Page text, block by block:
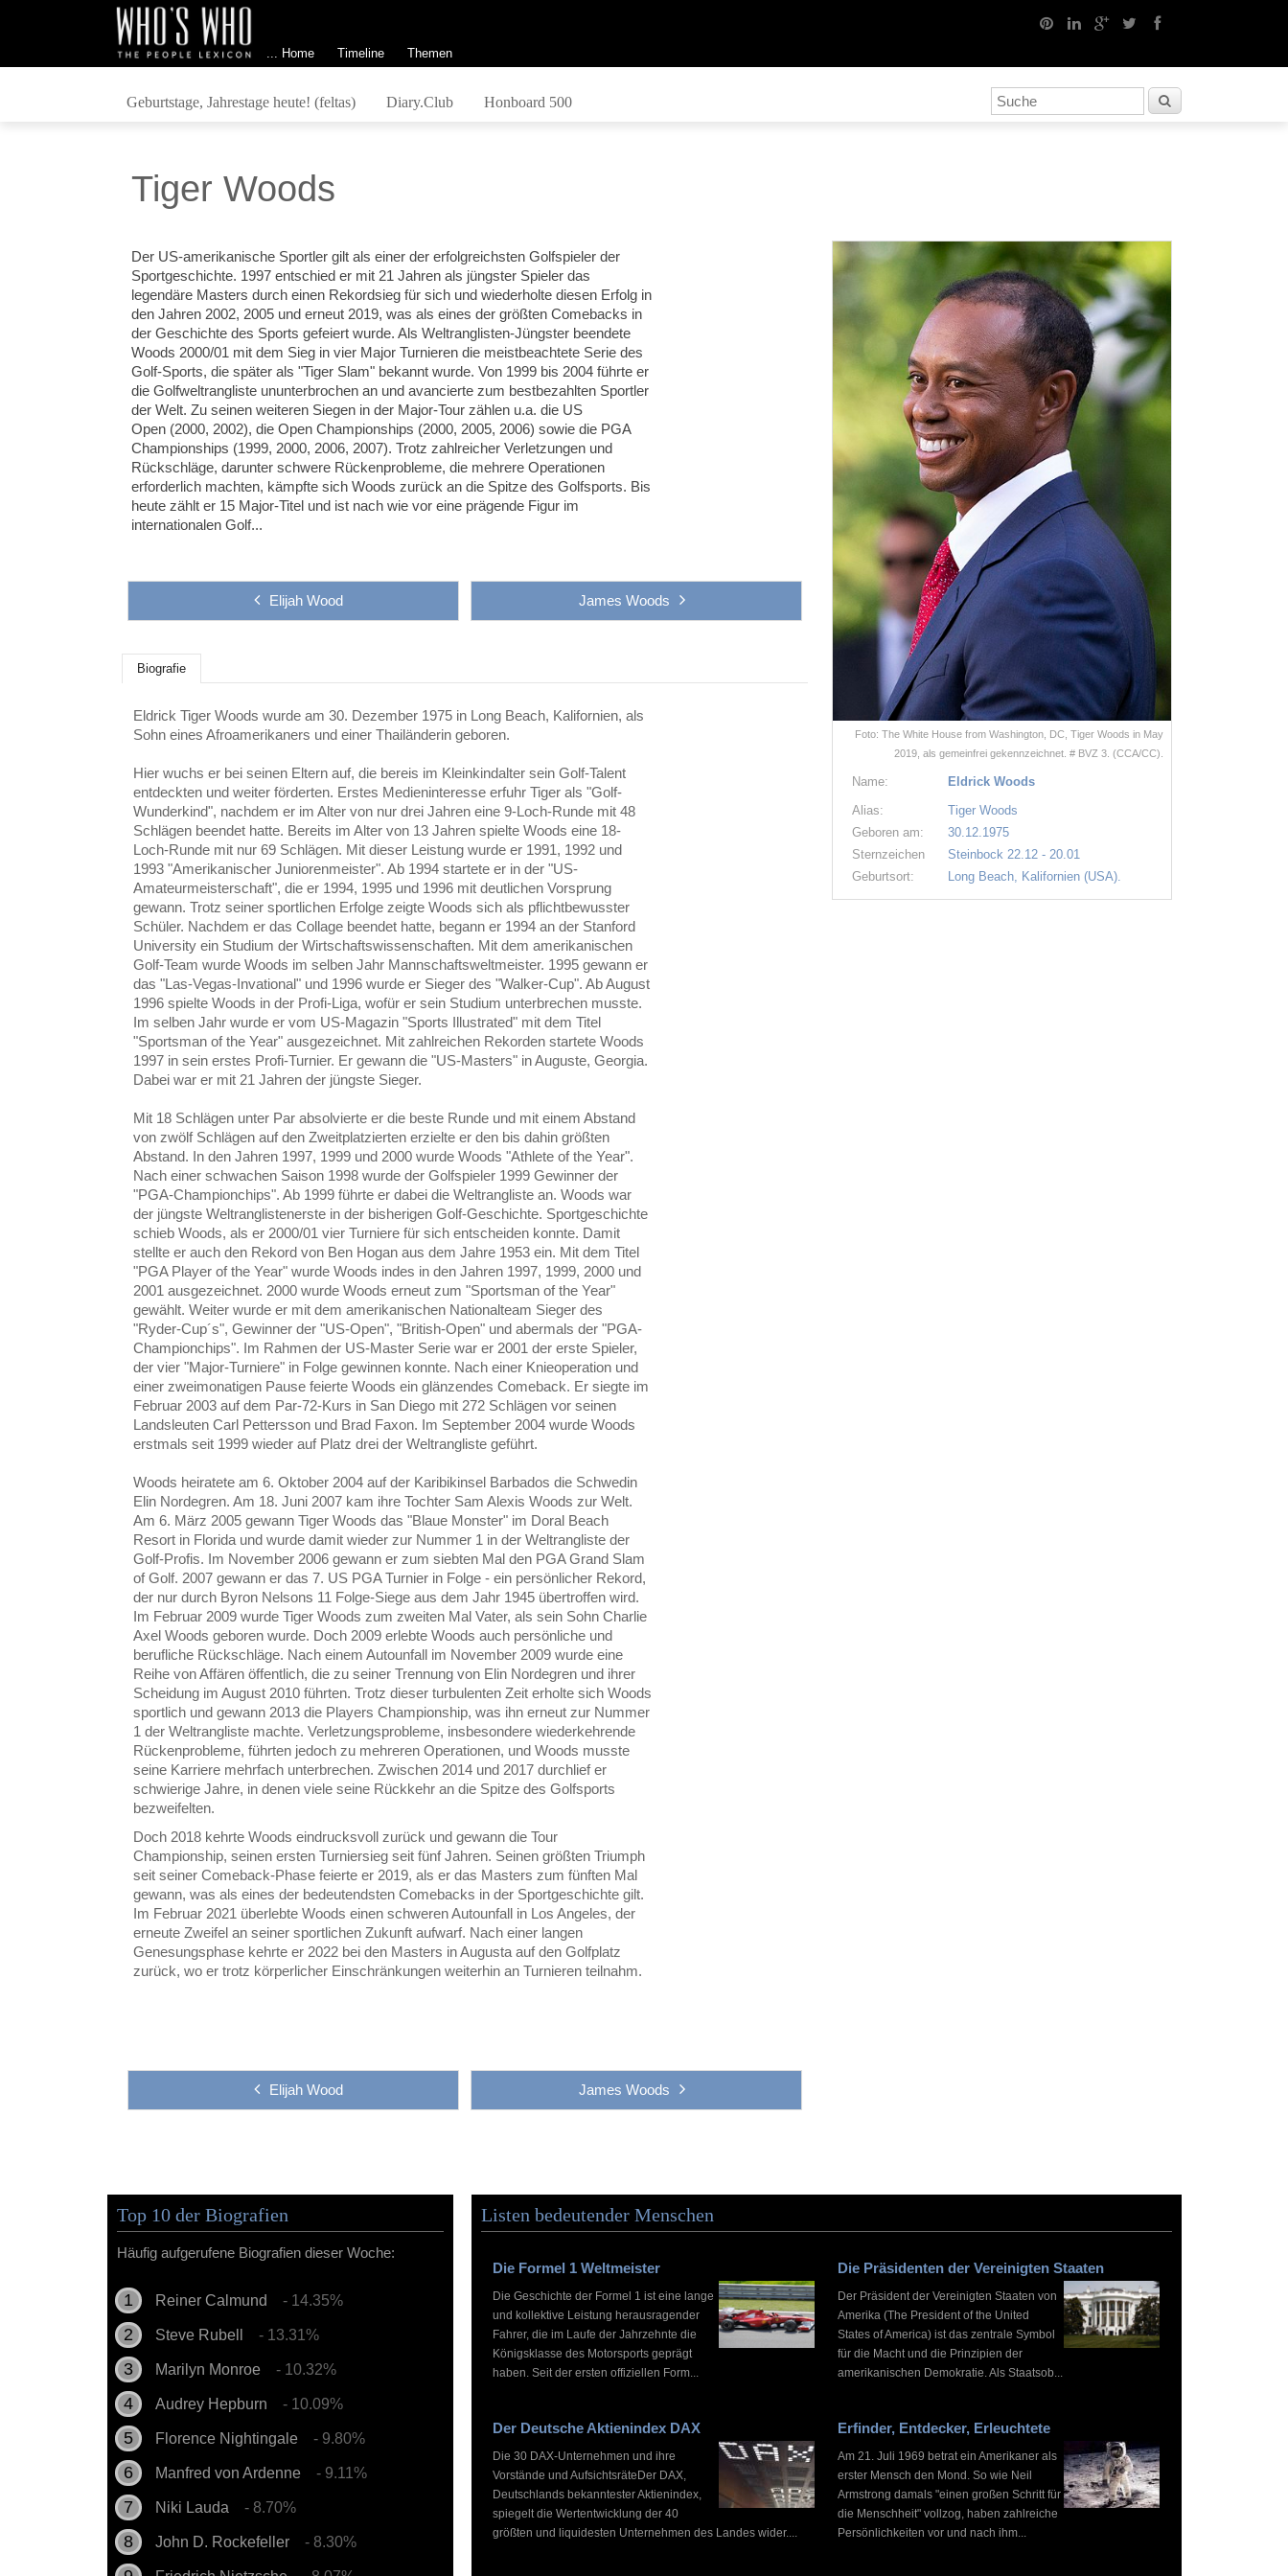
... Home Timeline Themen
Geburtstage, Jahrestage heute! (feltas) Diary.Club Honboard 500
Tiger Woods
Der US-amerikanische Sportler gilt als einer der erfolgreichsten Golfspieler der
Sportgeschichte. 1997 entschied er mit 21 Jahren als jüngster Spieler das
legendäre Masters durch einen Rekordsieg für sich und wiederholte diesen Erfolg in
den Jahren 2002, 2005 und erneut 2019, was als eines der größten Comebacks in
der Geschichte des Sports gefeiert wurde. Als Weltranglisten-Jüngster beendete
Woods 2000/01 mit dem Sieg in vier Major Turnieren die meistbeachtete Serie des
Golf-Sports, die später als "Tiger Slam" bekannt wurde. Von 1999 bis 2004 führte er
die Golfweltrangliste ununterbrochen an und avancierte zum bestbezahlten Sportler
der Welt. Zu seinen weiteren Siegen in der Major-Tour zählen u.a. die US
Open (2000, 2002), die Open Championships (2000, 2005, 2006) sowie die PGA
Championships (1999, 2000, 2006, 2007). Trotz zahlreicher Verletzungen und
Rückschläge, darunter schwere Rückenprobleme, die mehrere Operationen
erforderlich machten, kämpfte sich Woods zurück an die Spitze des Golfsports. Bis
heute zählt er 15 Major-Titel und ist nach wie vor eine prägende Figur im
internationalen Golf...
Elijah Wood James Woods
Biografie
Eldrick Tiger Woods wurde am 30. Dezember 1975 in Long Beach, Kalifornien, als
Sohn eines Afroamerikaners und einer Thailänderin geboren.
Hier wuchs er bei seinen Eltern auf, die bereis im Kleinkindalter sein Golf-Talent
entdeckten und weiter förderten. Erstes Medieninteresse erfuhr Tiger als "Golf-
Wunderkind", nachdem er im Alter von nur drei Jahren eine 9-Loch-Runde mit 48
Schlägen beendet hatte. Bereits im Alter von 13 Jahren spielte Woods eine 18-
Loch-Runde mit nur 69 Schlägen. Mit dieser Leistung wurde er 1991, 1992 und
1993 "Amerikanischer Juniorenmeister". Ab 1994 startete er in der "US-
Amateurmeisterschaft", die er 1994, 1995 und 1996 mit deutlichen Vorsprung
gewann. Trotz seiner sportlichen Erfolge zeigte Woods sich als pflichtbewusster
Schüler. Nachdem er das Collage beendet hatte, begann er 1994 an der Stanford
University ein Studium der Wirtschaftswissenschaften. Mit dem amerikanischen
Golf-Team wurde Woods im selben Jahr Mannschaftsweltmeister. 1995 gewann er
das "Las-Vegas-Invational" und 1996 wurde er Sieger des "Walker-Cup". Ab August
1996 spielte Woods in der Profi-Liga, wofür er sein Studium unterbrechen musste.
Im selben Jahr wurde er vom US-Magazin "Sports Illustrated" mit dem Titel
"Sportsman of the Year" ausgezeichnet. Mit zahlreichen Rekorden startete Woods
1997 in sein erstes Profi-Turnier. Er gewann die "US-Masters" in Auguste, Georgia.
Dabei war er mit 21 Jahren der jüngste Sieger.
Mit 18 Schlägen unter Par absolvierte er die beste Runde und mit einem Abstand
von zwölf Schlägen auf den Zweitplatzierten erzielte er den bis dahin größten
Abstand. In den Jahren 1997, 1999 und 2000 wurde Woods "Athlete of the Year".
Nach einer schwachen Saison 1998 wurde der Golfspieler 1999 Gewinner der
"PGA-Championchips". Ab 1999 führte er dabei die Weltrangliste an. Woods war
der jüngste Weltranglistenerste in der bisherigen Golf-Geschichte. Sportgeschichte
schieb Woods, als er 2000/01 vier Turniere für sich entscheiden konnte. Damit
stellte er auch den Rekord von Ben Hogan aus dem Jahre 1953 ein. Mit dem Titel
"PGA Player of the Year" wurde Woods indes in den Jahren 1997, 1999, 2000 und
2001 ausgezeichnet. 2000 wurde Woods erneut zum "Sportsman of the Year"
gewählt. Weiter wurde er mit dem amerikanischen Nationalteam Sieger des
"Ryder-Cup´s", Gewinner der "US-Open", "British-Open" und abermals der "PGA-
Championchips". Im Rahmen der US-Master Serie war er 2001 der erste Spieler,
der vier "Major-Turniere" in Folge gewinnen konnte. Nach einer Knieoperation und
einer zweimonatigen Pause feierte Woods ein glänzendes Comeback. Er siegte im
Februar 2003 auf dem Par-72-Kurs in San Diego mit 272 Schlägen vor seinen
Landsleuten Carl Pettersson und Brad Faxon. Im September 2004 wurde Woods
erstmals seit 1999 wieder auf Platz drei der Weltrangliste geführt.
Woods heiratete am 6. Oktober 2004 auf der Karibikinsel Barbados die Schwedin
Elin Nordegren. Am 18. Juni 2007 kam ihre Tochter Sam Alexis Woods zur Welt.
Am 6. März 2005 gewann Tiger Woods das "Blaue Monster" im Doral Beach
Resort in Florida und wurde damit wieder zur Nummer 1 in der Weltrangliste der
Golf-Profis. Im November 2006 gewann er zum siebten Mal den PGA Grand Slam
of Golf. 2007 gewann er das 7. US PGA Turnier in Folge - ein persönlicher Rekord,
der nur durch Byron Nelsons 11 Folge-Siege aus dem Jahr 1945 übertroffen wird.
Im Februar 2009 wurde Tiger Woods zum zweiten Mal Vater, als sein Sohn Charlie
Axel Woods geboren wurde. Doch 2009 erlebte Woods auch persönliche und
berufliche Rückschläge. Nach einem Autounfall im November 2009 wurde eine
Reihe von Affären öffentlich, die zu seiner Trennung von Elin Nordegren und ihrer
Scheidung im August 2010 führten. Trotz dieser turbulenten Zeit erholte sich Woods
sportlich und gewann 2013 die Players Championship, was ihn erneut zur Nummer
1 der Weltrangliste machte. Verletzungsprobleme, insbesondere wiederkehrende
Rückenprobleme, führten jedoch zu mehreren Operationen, und Woods musste
seine Karriere mehrfach unterbrechen. Zwischen 2014 und 2017 durchlief er
schwierige Jahre, in denen viele seine Rückkehr an die Spitze des Golfsports
bezweifelten.
Doch 2018 kehrte Woods eindrucksvoll zurück und gewann die Tour
Championship, seinen ersten Turniersieg seit fünf Jahren. Seinen größten Triumph
seit seiner Comeback-Phase feierte er 2019, als er das Masters zum fünften Mal
gewann, was als eines der bedeutendsten Comebacks in der Sportgeschichte gilt.
Im Februar 2021 überlebte Woods einen schweren Autounfall in Los Angeles, der
erneute Zweifel an seiner sportlichen Zukunft aufwarf. Nach einer langen
Genesungsphase kehrte er 2022 bei den Masters in Augusta auf den Golfplatz
zurück, wo er trotz körperlicher Einschränkungen weiterhin an Turnieren teilnahm.
Elijah Wood James Woods
Foto: The White House from Washington, DC, Tiger Woods in May
2019, als gemeinfrei gekennzeichnet. # BVZ 3. (CCA/CC).
Name:
Eldrick Woods
Alias:
Tiger Woods
Geboren am:
30.12.1975
Sternzeichen
Steinbock 22.12 - 20.01
Geburtsort:
Long Beach, Kalifornien (USA).
Top 10 der Biografien
Häufig aufgerufene Biografien dieser Woche:
Reiner Calmund - 14.35%
Steve Rubell - 13.31%
Marilyn Monroe - 10.32%
Audrey Hepburn - 10.09%
Florence Nightingale - 9.80%
Manfred von Ardenne - 9.11%
Niki Lauda - 8.70%
John D. Rockefeller - 8.30%
Listen bedeutender Menschen
Die Formel 1 Weltmeister
Die Geschichte der Formel 1 ist eine lange
und kollektive Leistung herausragender
Fahrer, die im Laufe der Jahrzehnte die
Königsklasse des Motorsports geprägt
haben. Seit der ersten offiziellen Form...
Die Präsidenten der Vereinigten Staaten
Der Präsident der Vereinigten Staaten von
Amerika (The President of the United
States of America) ist das zentrale Symbol
für die Macht und die Prinzipien der
amerikanischen Demokratie. Als Staatsob...
Der Deutsche Aktienindex DAX
Die 30 DAX-Unternehmen und ihre
Vorstände und AufsichtsräteDer DAX,
Deutschlands bekanntester Aktienindex,
spiegelt die Wertentwicklung der 40
größten und liquidesten Unternehmen des Landes wider....
Erfinder, Entdecker, Erleuchtete
Am 21. Juli 1969 betrat ein Amerikaner als
erster Mensch den Mond. So wie Neil
Armstrong damals "einen großen Schritt für
die Menschheit" vollzog, haben zahlreiche
Persönlichkeiten vor und nach ihm...